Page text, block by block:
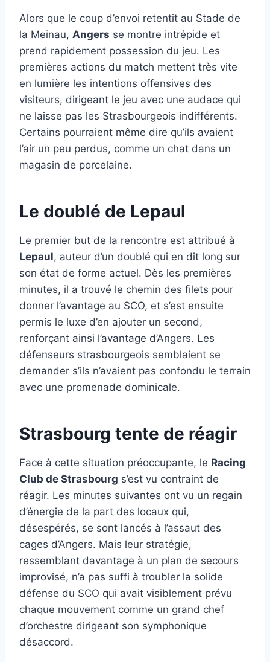
Alors que le coup d’envoi retentit au Stade de
la Meinau, Angers se montre intrépide et
prend rapidement possession du jeu. Les
premières actions du match mettent très vite
en lumière les intentions offensives des
visiteurs, dirigeant le jeu avec une audace qui
ne laisse pas les Strasbourgeois indifférents.
Certains pourraient même dire qu’ils avaient
l’air un peu perdus, comme un chat dans un
magasin de porcelaine.
Le doublé de Lepaul
Le premier but de la rencontre est attribué à
Lepaul, auteur d’un doublé qui en dit long sur
son état de forme actuel. Dès les premières
minutes, il a trouvé le chemin des filets pour
donner l’avantage au SCO, et s’est ensuite
permis le luxe d’en ajouter un second,
renforçant ainsi l’avantage d’Angers. Les
défenseurs strasbourgeois semblaient se
demander s’ils n’avaient pas confondu le terrain
avec une promenade dominicale.
Strasbourg tente de réagir
Face à cette situation préoccupante, le Racing
Club de Strasbourg s’est vu contraint de
réagir. Les minutes suivantes ont vu un regain
d’énergie de la part des locaux qui,
désespérés, se sont lancés à l’assaut des
cages d’Angers. Mais leur stratégie,
ressemblant davantage à un plan de secours
improvisé, n’a pas suffi à troubler la solide
défense du SCO qui avait visiblement prévu
chaque mouvement comme un grand chef
d’orchestre dirigeant son symphonique
désaccord.